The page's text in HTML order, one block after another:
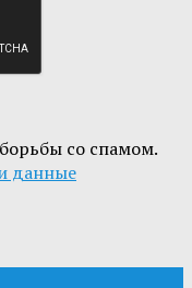
со спамом.
данные